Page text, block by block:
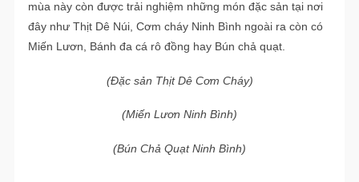
mùa này còn được trải nghiệm những món đặc sản tại nơi
đây như Thịt Dê Núi, Cơm cháy Ninh Bình ngoài ra còn có
Miến Lươn, Bánh đa cá rô đồng hay Bún chả quạt.
(Đặc sản Thịt Dê Cơm Cháy)
(Miến Lươn Ninh Bình)
(Bún Chả Quạt Ninh Bình)